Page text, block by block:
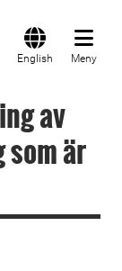
English Meny
av
är